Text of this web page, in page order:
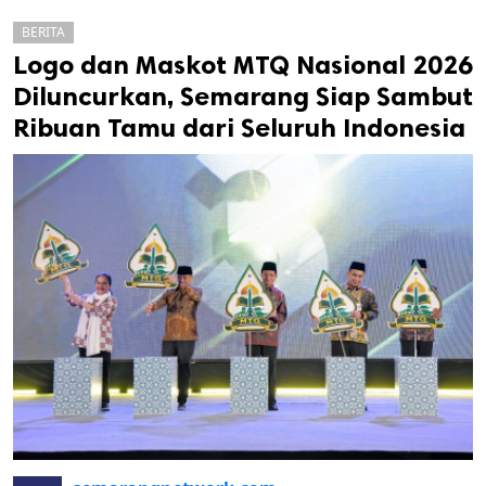
cipta.
BERITA
Logo dan Maskot MTQ Nasional 2026
Diluncurkan, Semarang Siap Sambut
Ribuan Tamu dari Seluruh Indonesia